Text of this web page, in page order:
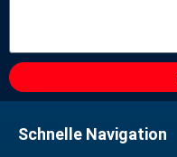
Schnelle Navigation